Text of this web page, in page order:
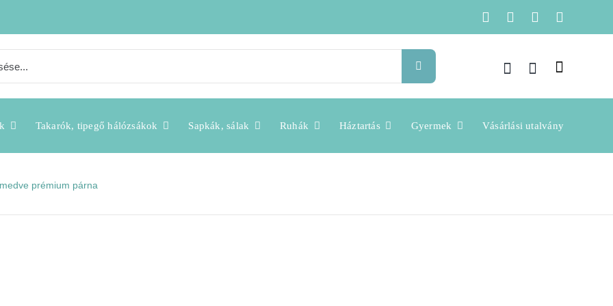
Takarók, tipegő hálózsákok Sapkák, sálak Ruhák Háztartás Gyermek Vásárlási utalvány
prémium párna